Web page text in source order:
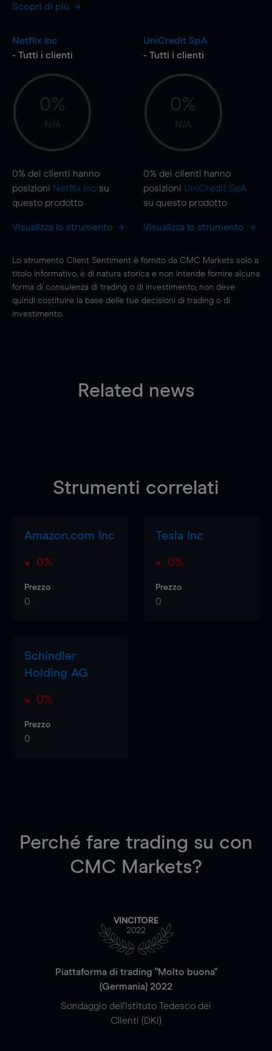
Scopri di più
Netflix Inc
- Tutti i clienti
0%
N/A
0% dei clienti hanno
posizioni Netflix Inc su
questo prodotto
Visualizza lo strumento
UniCredit SpA
- Tutti i clienti
0%
N/A
0% dei clienti hanno
posizioni UniCredit SpA
su questo prodotto
Visualizza lo strumento
Lo strumento Client Sentiment è fornito da CMC Markets solo a
titolo informativo, è di natura storica e non intende fornire alcuna
forma di consulenza di trading o di investimento; non deve
quindi costituire la base delle tue decisioni di trading o di
investimento.
Related news
Strumenti correlati
Amazon.com Inc
0%
Prezzo
0
Tesla Inc
0%
Prezzo
0
Schindler
Holding AG
0%
Prezzo
0
Perché fare trading su con
CMC Markets?
VINCITORE
2022
Piattaforma di trading "Molto buona"
(Germania) 2022
Sondaggio dell'Istituto Tedesco dei
Clienti (DKI)